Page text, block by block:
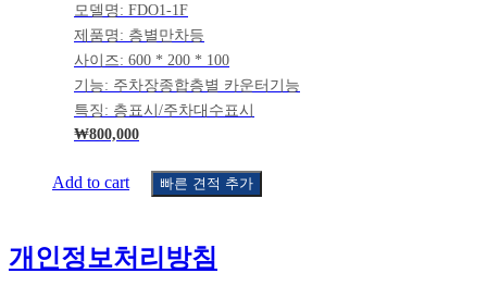
모델명: FDO1-1F
제품명: 층별만차등
사이즈: 600 * 200 * 100
기능: 주차장종합층별 카운터기능
특징: 층표시/주차대수표시
₩800,000
Add to cart 빠른 견적 추가
개인정보처리방침